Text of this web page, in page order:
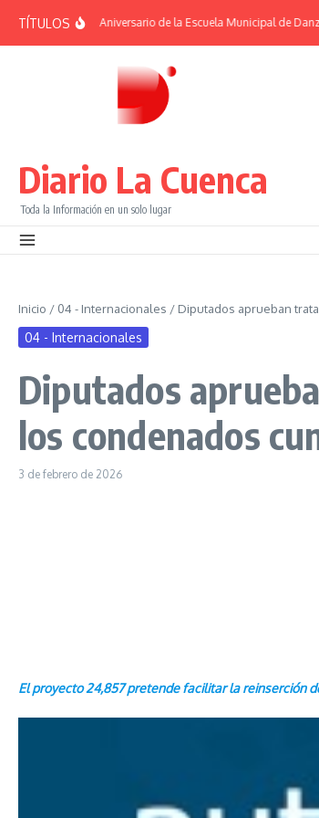
TÍTULOS| 38° Aniversario de la Escuela Municipal de Danzas
Diario La Cuenca
Toda la Información en un solo lugar
Inicio / 04 - Internacionales / Diputados aprueban
04 - Internacionales
Diputados
los condenados
3 de febrero de 2026
El proyecto 24,857 pretende facilitar la reinserción